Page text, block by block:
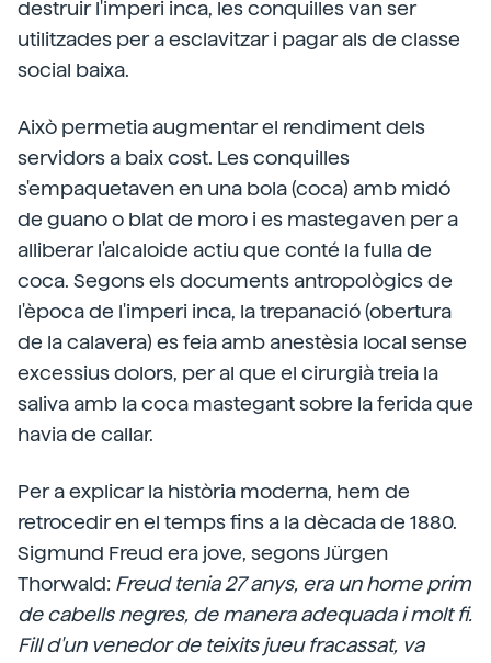
destruir l'imperi inca, les conquilles van ser
utilitzades per a esclavitzar i pagar als de classe
social baixa.
Això permetia augmentar el rendiment dels
servidors a baix cost. Les conquilles
s'empaquetaven en una bola (coca) amb midó
de guano o blat de moro i es mastegaven per a
alliberar l'alcaloide actiu que conté la fulla de
coca. Segons els documents antropològics de
l'època de l'imperi inca, la trepanació (obertura
de la calavera) es feia amb anestèsia local sense
excessius dolors, per al que el cirurgià treia la
saliva amb la coca mastegant sobre la ferida que
havia de callar.
Per a explicar la història moderna, hem de
retrocedir en el temps fins a la dècada de 1880.
Sigmund Freud era jove, segons Jürgen
Thorwald: Freud tenia 27 anys, era un home prim
de cabells negres, de manera adequada i molt fi.
Fill d'un venedor de teixits jueu fracassat, va